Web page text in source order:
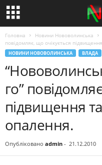
Головна Новини Нововолинська
повідомляє, що очікується
НОВИНИ НОВОВОЛИНСЬКА ВЛАДА
го”
підвищення
опалення.
Опубліковано admin - 21.12.2010